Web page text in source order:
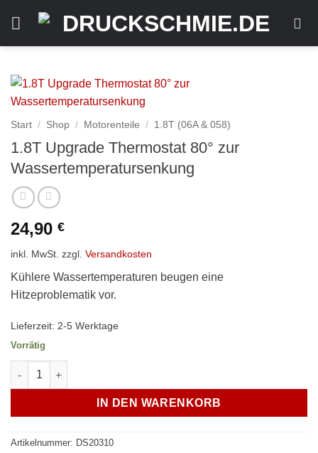
Inhalt
springen
Start / Shop / Motorenteile / 1.8T (06A & 058)
1.8T Upgrade Thermostat 80° zur
Wassertemperatursenkung
24,90 €
inkl. MwSt. zzgl. Versandkosten
Kühlere Wassertemperaturen beugen eine
Hitzeproblematik vor.
Lieferzeit: 2-5 Werktage
Vorrätig
1.8T Upgrade Thermostat 80° zur Wassertemperatursenkung
IN DEN WARENKORB
Artikelnummer: DS20310